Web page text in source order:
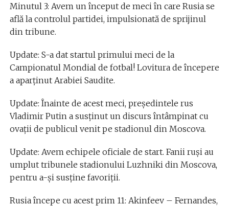
Minutul 3: Avem un început de meci în care Rusia se
află la controlul partidei, impulsionată de sprijinul
din tribune.
Update: S-a dat startul primului meci de la
Campionatul Mondial de fotbal! Lovitura de începere
a aparținut Arabiei Saudite.
Update: Înainte de acest meci, președintele rus
Vladimir Putin a susținut un discurs întâmpinat cu
ovații de publicul venit pe stadionul din Moscova.
Update: Avem echipele oficiale de start. Fanii ruși au
umplut tribunele stadionului Luzhniki din Moscova,
pentru a-și susține favoriții.
Rusia începe cu acest prim 11: Akinfeev – Fernandes,